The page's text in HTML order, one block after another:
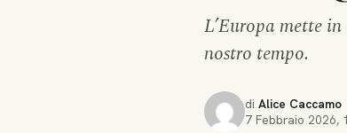
L’Europa mette
nostro tempo.
di Alice Caccamo
7 Febbraio 2026,